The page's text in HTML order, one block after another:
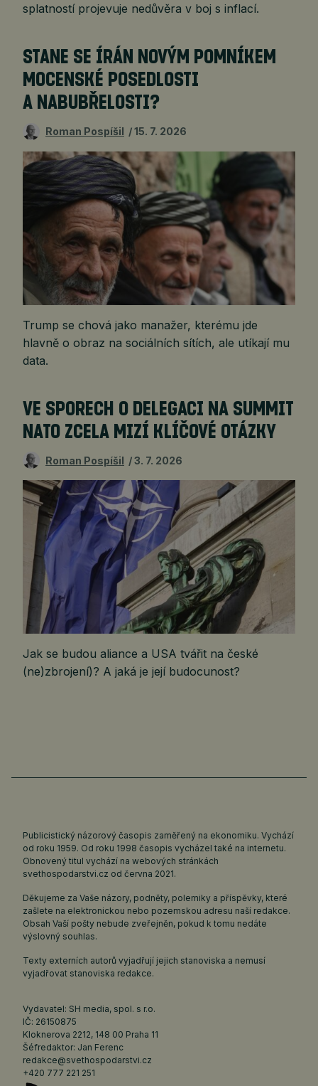
splatností projevuje nedůvěra v boj s inflací.
STANE SE ÍRÁN NOVÝM POMNÍKEM
MOCENSKÉ POSEDLOSTI
A NABUBŘELOSTI?
Roman Pospíšil 15. 7. 2026
Trump se chová jako manažer, kterému jde
hlavně o obraz na sociálních sítích, ale utíkají mu
data.
VE SPORECH O DELEGACI NA SUMMIT
NATO ZCELA MIZÍ KLÍČOVÉ OTÁZKY
Roman Pospíšil 3. 7. 2026
Jak se budou aliance a USA tvářit na české
(ne)zbrojení)? A jaká je její budocunost?
Publicistický názorový časopis zaměřený na ekonomiku. Vychází
od roku 1959. Od roku 1998 časopis vycházel také na internetu.
Obnovený titul vychází na webových stránkách
svethospodarstvi.cz od června 2021.
Děkujeme za Vaše názory, podněty, polemiky a příspěvky, které
zašlete na elektronickou nebo pozemskou adresu naší redakce.
Obsah Vaší pošty nebude zveřejněn, pokud k tomu nedáte
výslovný souhlas.
Texty externích autorů vyjadřují jejich stanoviska a nemusí
vyjadřovat stanoviska redakce.
Vydavatel: SH media, spol. s r.o.
IČ: 26150875
Kloknerova 2212, 148 00 Praha 11
Šéfredaktor: Jan Ferenc
redakce@svethospodarstvi.cz
+420 777 221 251